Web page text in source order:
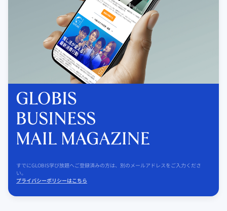
すでにGLOBIS学び放題へご登録済みの方は、別のメールアドレスをご入力くださ
い。
プライバシーポリシーはこちら